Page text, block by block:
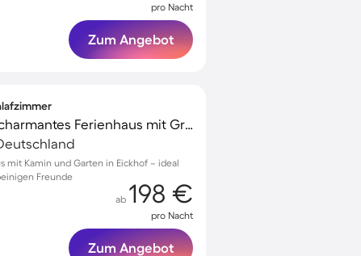
pro Nacht
Zum Angebot
Familienfreundliches charmantes Ferienhaus mit Grill, Garten und Terrasse | Gartenblick | Hunde erlaubt
mit Kamin und Garten in Eickhof – ideal
Freunde
ab 198 €
pro Nacht
Zum Angebot